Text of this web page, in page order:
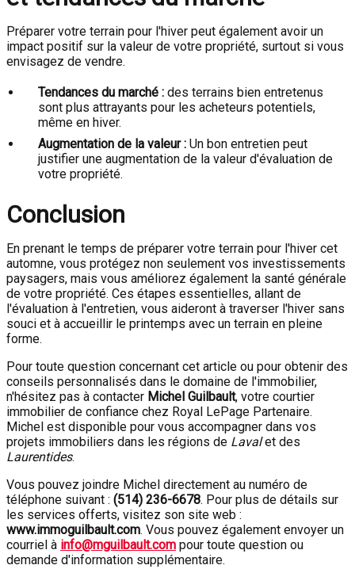
Préparer votre terrain pour l'hiver peut également avoir un
impact positif sur la valeur de votre propriété, surtout si vous
envisagez de vendre.
Tendances du marché : des terrains bien entretenus
sont plus attrayants pour les acheteurs potentiels,
même en hiver.
Augmentation de la valeur : Un bon entretien peut
justifier une augmentation de la valeur d'évaluation de
votre propriété.
Conclusion
En prenant le temps de préparer votre terrain pour l'hiver cet
automne, vous protégez non seulement vos investissements
paysagers, mais vous améliorez également la santé générale
de votre propriété. Ces étapes essentielles, allant de
l'évaluation à l'entretien, vous aideront à traverser l'hiver sans
souci et à accueillir le printemps avec un terrain en pleine
forme.
Pour toute question concernant cet article ou pour obtenir des
conseils personnalisés dans le domaine de l'immobilier,
n'hésitez pas à contacter Michel Guilbault, votre courtier
immobilier de confiance chez Royal LePage Partenaire.
Michel est disponible pour vous accompagner dans vos
projets immobiliers dans les régions de Lavalet des
Laurentides.
Vous pouvez joindre Michel directement au numéro de
téléphone suivant : (514) 236-6678. Pour plus de détails sur
les services offerts, visitez son site web :
www.immoguilbault.com. Vous pouvez également envoyer un
courriel à info@mguilbault.com pour toute question ou
demande d'information supplémentaire.